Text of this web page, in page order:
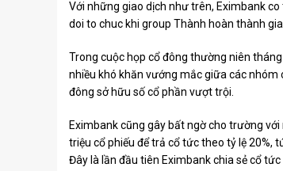
Với những giao dịch như trên, Eximbank
doi to chuc khi group Thành hoàn thành
Trong cuộc họp cổ đông thường niên
nhiều khó khăn vướng mắc giữa các nhóm
đông sở hữu số cổ phần vượt trội.
Eximbank cũng gây bất ngờ cho trường
triệu cổ phiếu để trả cổ tức theo tỷ lệ 20%,
Đây là lần đầu tiên Eximbank chia sẻ cổ